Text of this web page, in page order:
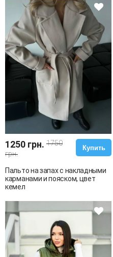
1250 грн. 1750
грн.
Купить
Пальто на запах с накладными
карманами и пояском, цвет
кемел